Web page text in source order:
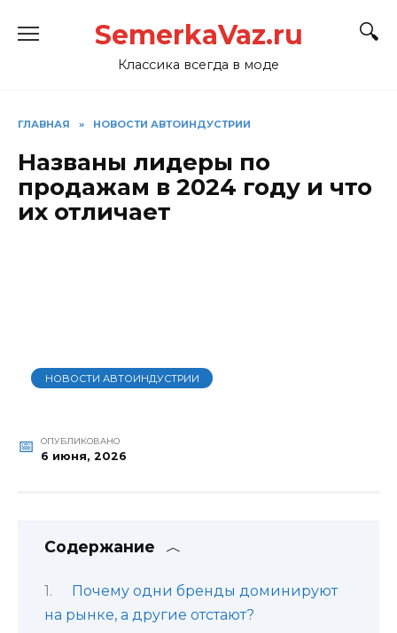
SemerkaVaz.ru
Классика всегда в моде
ГЛАВНАЯ » НОВОСТИ АВТОИНДУСТРИИ
Названы лидеры по
продажам в 2024 году и что
их отличает
НОВОСТИ АВТОИНДУСТРИИ
ОПУБЛИКОВАНО
6 июня, 2026
Содержание
Почему одни бренды доминируют
на рынке, а другие отстают?